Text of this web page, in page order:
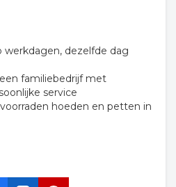
werkdagen, dezelfde dag
familiebedrijf met
service
hoeden en petten in